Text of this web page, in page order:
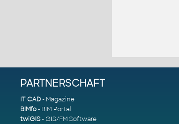
PARTNERSCHAFT
IT CAD- Magazine
BIMfo- BIM Portal
twiGIS- GIS/FM Software